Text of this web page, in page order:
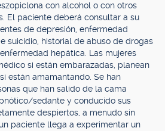
con alcohol o con otros
El paciente deberá consultar a su
de depresión, enfermedad
suicidio, historial de abuso de drogas
hepática. Las mujeres
si están embarazadas, planean
están amamantando. Se han
que han salido de la cama
sedante y conducido sus
despiertos, a menudo sin
paciente llega a experimentar un